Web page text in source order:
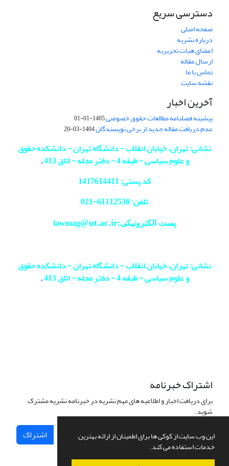
این وب سایت از کوکی ها برای اطمینان از ارائه بهترین
خدمات استفاده می کند.
دسترسی سریع
صفحه اصلی
درباره نشریه
اعضای هیات تحریریه
ارسال مقاله
تماس با ما
نقشه سایت
آخرین اخبار
پیشینه فصلنامه مطالعات حقوق خصوصی1405-01-01
عدم دریافت مقاله جدید از برخی نویسندگان1404-03-20
نشانی: تهران، خیابان انقلاب - دانشگاه تهران - دانشکده حقوق
و علوم سیاسی - طبقه 4 - دفتر مجله - اتاق 413
.
کد پستی: 1417614411
تلفن: 61112530-
021
پست الکترونیکی:lawmag@ut.ac.ir
نشانی: تهران، خیابان انقلاب - دانشگاه تهران - دانشکده حقوق
و علوم سیاسی - طبقه 4 - دفتر مجله - اتاق 413
.
اشتراک خبرنامه
برای دریافت اخبار و اطلاعیه های مهم نشریه در خبرنامه نشریه مشترک
شوید.
اشتراک